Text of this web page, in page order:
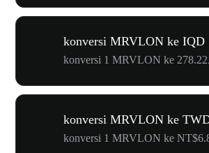
konversi MRVLON ke IQD
konversi MRVLON ke
konversi 1 MRVLON ke